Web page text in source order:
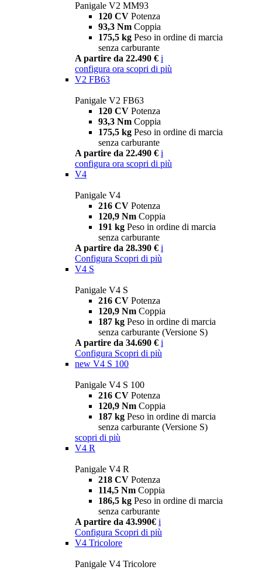
Panigale V2 MM93
120 CV Potenza
93,3 Nm Coppia
175,5 kg Peso in ordine di marcia
senza carburante
A partire da 22.490 € i
configura ora scopri di più
V2 FB63
Panigale V2 FB63
120 CV Potenza
93,3 Nm Coppia
175,5 kg Peso in ordine di marcia
senza carburante
A partire da 22.490 € i
configura ora scopri di più
V4
Panigale V4
216 CV Potenza
120,9 Nm Coppia
191 kg Peso in ordine di marcia
senza carburante
A partire da 28.390 € i
Configura Scopri di più
V4 S
Panigale V4 S
216 CV Potenza
120,9 Nm Coppia
187 kg Peso in ordine di marcia
senza carburante (Versione S)
A partire da 34.690 € i
Configura Scopri di più
new V4 S 100
Panigale V4 S 100
216 CV Potenza
120,9 Nm Coppia
187 kg Peso in ordine di marcia
senza carburante (Versione S)
scopri di più
V4 R
Panigale V4 R
218 CV Potenza
114,5 Nm Coppia
186,5 kg Peso in ordine di marcia
senza carburante
A partire da 43.990€ i
Configura Scopri di più
V4 Tricolore
Panigale V4 Tricolore